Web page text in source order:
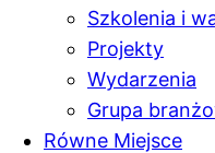
Szkolenia i
Projekty
Wydarzenia
Grupa
Równe Miejsce